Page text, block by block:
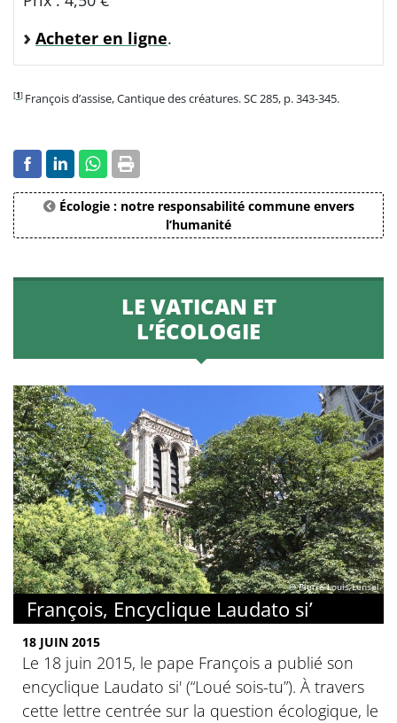
Acheter en ligne.
[1] François d’assise, Cantique des créatures. SC 285, p. 343-345.
Écologie : notre responsabilité commune envers
l’humanité
LE VATICAN ET
L’ÉCOLOGIE
© Pierre-Louis Lensel
François, Encyclique Laudato si’
18 JUIN 2015
Le 18 juin 2015, le pape François a publié son
encyclique Laudato si' (“Loué sois-tu”). À travers
cette lettre centrée sur la question écologique, le